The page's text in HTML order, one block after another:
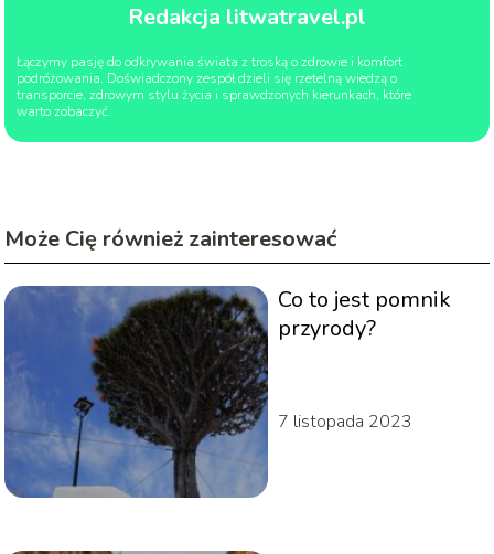
Redakcja litwatravel.pl
Łączymy pasję do odkrywania świata z troską o zdrowie i komfort
podróżowania. Doświadczony zespół dzieli się rzetelną wiedzą o
transporcie, zdrowym stylu życia i sprawdzonych kierunkach, które
warto zobaczyć.
Może Cię również zainteresować
Co to jest pomnik
przyrody?
7 listopada 2023